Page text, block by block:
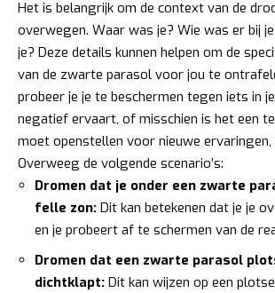
Het is belangrijk om de context van de
overwegen. Waar was je? Wie was er bij
je? Deze details kunnen helpen om de
van de zwarte parasol voor jou te
probeer je je te beschermen tegen iets in
negatief ervaart, of misschien is het een
moet openstellen voor nieuwe ervaringen,
Overweeg de volgende scenario’s:
Dromen dat je onder een zwarte
felle zon: Dit kan betekenen dat je je
en je probeert af te schermen van de
Dromen dat een zwarte parasol
dichtklapt: Dit kan wijzen op een